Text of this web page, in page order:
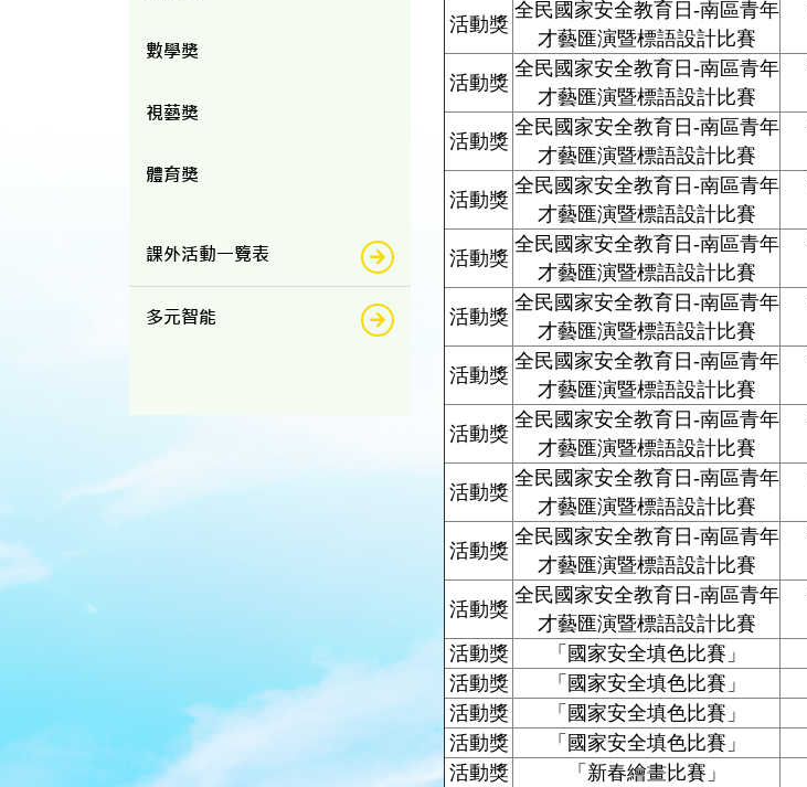
數學獎
視藝獎
體育獎
課外活動一覽表
多元智能
活動獎
全民國家安全教育日-南區青年
才藝匯演暨標語設計比賽
活動獎
全民國家安全教育日-南區青年
才藝匯演暨標語設計比賽
活動獎
全民國家安全教育日-南區青年
才藝匯演暨標語設計比賽
活動獎
全民國家安全教育日-南區青年
才藝匯演暨標語設計比賽
活動獎
全民國家安全教育日-南區青年
才藝匯演暨標語設計比賽
活動獎
全民國家安全教育日-南區青年
才藝匯演暨標語設計比賽
活動獎
全民國家安全教育日-南區青年
才藝匯演暨標語設計比賽
活動獎
全民國家安全教育日-南區青年
才藝匯演暨標語設計比賽
活動獎
全民國家安全教育日-南區青年
才藝匯演暨標語設計比賽
活動獎
全民國家安全教育日-南區青年
才藝匯演暨標語設計比賽
活動獎
全民國家安全教育日-南區青年
才藝匯演暨標語設計比賽
活動獎
「國家安全填色比賽」
活動獎
「國家安全填色比賽」
活動獎
「國家安全填色比賽」
活動獎
「國家安全填色比賽」
活動獎
「新春繪畫比賽」